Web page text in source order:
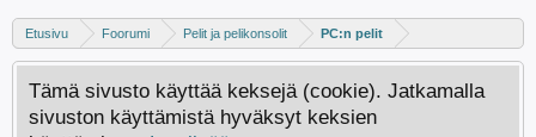
Etusivu Foorumi Pelit ja pelikonsolit PC:n pelit
Tämä sivusto käyttää keksejä (cookie). Jatkamalla
sivuston käyttämistä hyväksyt keksien